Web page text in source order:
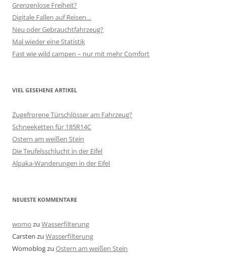
Grenzenlose Freiheit?
Digitale Fallen auf Reisen…
Neu oder Gebrauchtfahrzeug?
Mal wieder eine Statistik
Fast wie wild campen – nur mit mehr Comfort
VIEL GESEHENE ARTIKEL
Zugefrorene Türschlösser am Fahrzeug?
Schneeketten für 185R14C
Ostern am weißen Stein
Die Teufelsschlucht in der Eifel
Alpaka-Wanderungen in der Eifel
NEUESTE KOMMENTARE
womo zu Wasserfilterung
Carsten zu Wasserfilterung
Womoblogzu Ostern am weißen Stein